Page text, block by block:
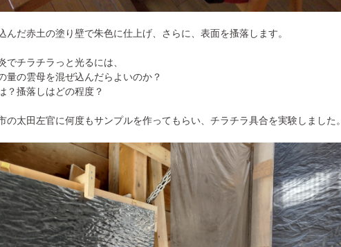
んだ赤土の塗り壁で朱色に仕上げ、さらに、表面を搔落します。
でチラチラっと光るには、
量の雲母を混ぜ込んだらよいのか？
？搔落しはどの程度？
の太田左官に何度もサンプルを作ってもらい、チラチラ具合を実験しました。